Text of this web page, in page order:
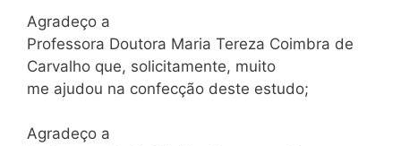
Agradeço a
Professora Doutora Maria Tereza Coimbra de
Carvalho que, solicitamente, muito
me ajudou na confecção deste estudo;
Agradeço a